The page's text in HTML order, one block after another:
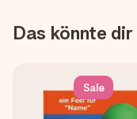
Das könnte
Sale